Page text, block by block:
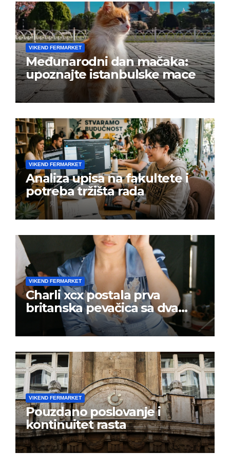
VIKEND FERMARKET
Međunarodni dan mačaka:
upoznajte istanbulske mace
VIKEND FERMARKET
Analiza upisa na fakultete i
potreba tržišta rada
VIKEND FERMARKET
Charli xcx postala prva
britanska pevačica sa dva
albuma na prvom mestu u
istoj kalendarskoj godini
VIKEND FERMARKET
Pouzdano poslovanje i
kontinuitet rasta